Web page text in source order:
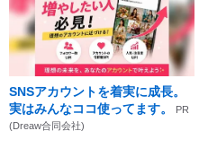
SNSアカウントを着実に成長。
実はみんなココ使ってます。
PR
(Dreaw合同会社)